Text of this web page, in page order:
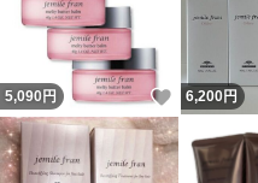
5,090 円 いいね！
6,200円